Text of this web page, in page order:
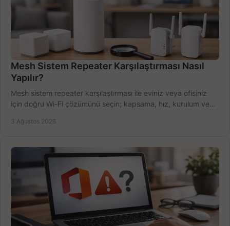
Mesh Sistem Repeater Karşılaştırması Nasıl
Yapılır?
Mesh sistem repeater karşılaştırması ile eviniz veya ofisiniz
için doğru Wi-Fi çözümünü seçin; kapsama, hız, kurulum ve
3 Ağustos 2026